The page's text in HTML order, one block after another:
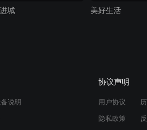
城 美好生活
说明
协议声明
用户协议
隐私政策